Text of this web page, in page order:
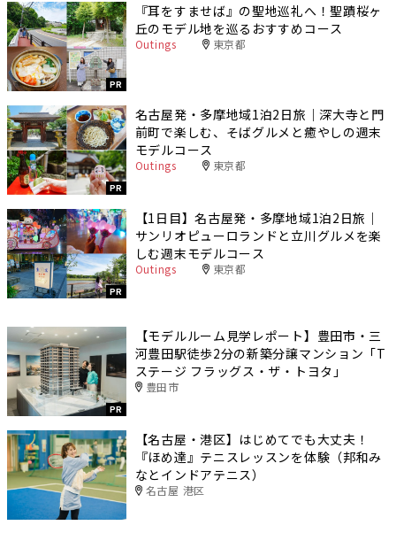
PR
『耳をすませば』の聖地巡礼へ！聖蹟桜ヶ
丘のモデル地を巡るおすすめコース
Outings 東京都
PR
名古屋発・多摩地域1泊2日旅｜深大寺と門
前町で楽しむ、そばグルメと癒やしの週末
モデルコース
Outings 東京都
PR
【1日目】名古屋発・多摩地域1泊2日旅｜
サンリオピューロランドと立川グルメを楽
しむ週末モデルコース
Outings 東京都
PR
【モデルルーム見学レポート】豊田市・三
河豊田駅徒歩2分の新築分譲マンション「T
ステージ フラッグス・ザ・トヨタ」
豊田市
【名古屋・港区】はじめてでも大丈夫！
『ほめ達』テニスレッスンを体験（邦和み
なとインドアテニス）
名古屋 港区